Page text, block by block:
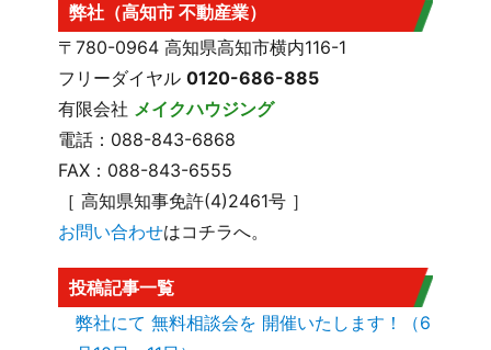
弊社（高知市 不動産業）
〒780-0964 高知県高知市横内116-1
フリーダイヤル0120-686-885
有限会社 メイクハウジング
電話：088-843-6868
FAX：088-843-6555
［ 高知県知事免許(4)2461号 ］
お問い合わせはコチラへ。
投稿記事一覧
弊社にて 無料相談会を 開催いたします！（6